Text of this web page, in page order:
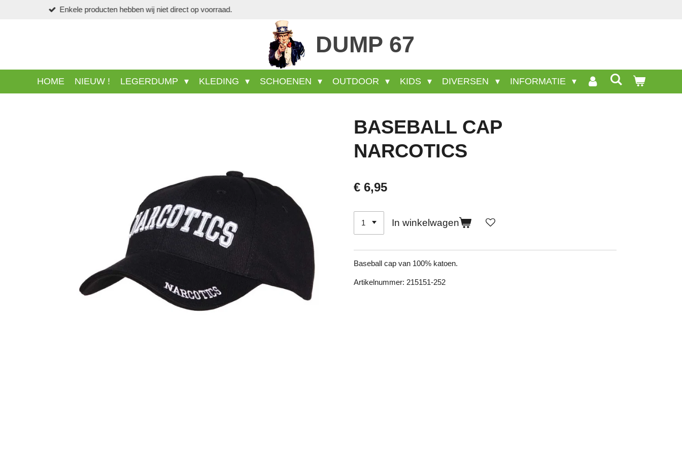
DUMP 67
HOME NIEUW ! LEGERDUMP KLEDING SCHOENEN OUTDOOR KIDS DIVERSEN INFORMATIE
BASEBALL CAP
NARCOTICS
€ 6,95
In winkelwagen
Baseball cap van 100% katoen.
Artikelnummer: 215151-252